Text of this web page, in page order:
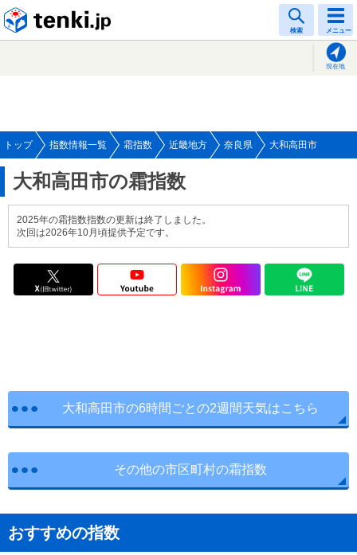
検索 メニュー
現在地
トップ 指数情報一覧 霜指数 近畿地方 奈良県 大和高田市
大和高田市の霜指数
2025年の霜指数指数の更新は終了しました。
次回は2026年10月頃提供予定です。
大和高田市の6時間ごとの2週間天気はこちら
その他の市区町村の霜指数
おすすめの指数